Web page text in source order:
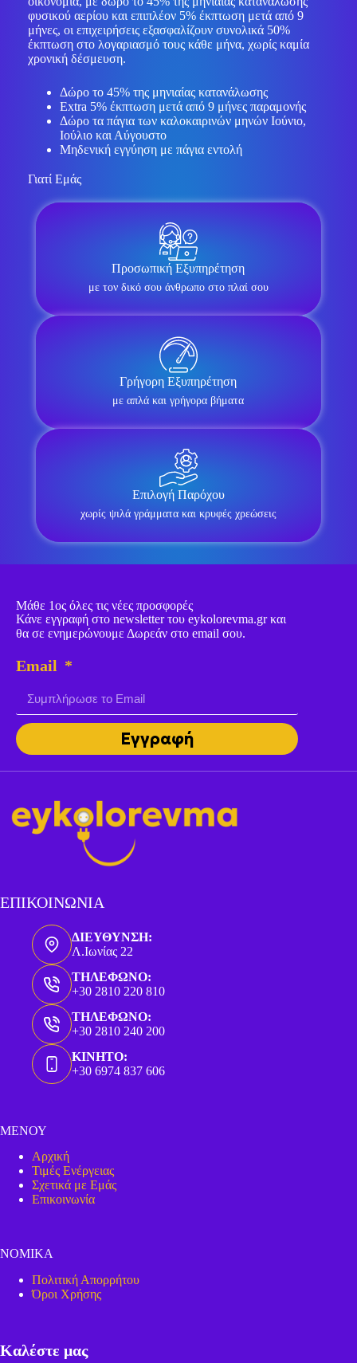
φυσικού αερίου και επιπλέον 5% έκπτωση μετά από 9
μήνες, οι επιχειρήσεις εξασφαλίζουν συνολικά 50%
έκπτωση στο λογαριασμό τους κάθε μήνα, χωρίς καμία
χρονική δέσμευση.
Δώρο το 45% της μηνιαίας κατανάλωσης
Extra 5% έκπτωση μετά από 9 μήνες παραμονής
Δώρο τα πάγια των καλοκαιρινών μηνών Ιούνιο,
Ιούλιο και Αύγουστο
Μηδενική εγγύηση με πάγια εντολή
Γιατί Εμάς
Προσωπική Εξυπηρέτηση
με τον δικό σου άνθρωπο στο πλαί σου
Γρήγορη Εξυπηρέτηση
με απλά και γρήγορα βήματα
Επιλογή Παρόχου
χωρίς ψιλά γράμματα και κρυφές χρεώσεις
Μάθε 1ος όλες τις νέες προσφορές
Κάνε εγγραφή στο newsletter του eykolorevma.gr και
θα σε ενημερώνουμε Δωρεάν στο email σου.
Email
Εγγραφή
ΕΠΙΚΟΙΝΩΝΙΑ
ΔΙΕΥΘΥΝΣΗ:
Λ.Ιωνίας 22
ΤΗΛΕΦΩΝΟ:
+30 2810 220 810
ΤΗΛΕΦΩΝΟ:
+30 2810 240 200
ΚΙΝΗΤΟ:
+30 6974 837 606
ΜΕΝΟΥ
Αρχική
Τιμές Ενέργειας
Σχετικά με Εμάς
Επικοινωνία
ΝΟΜΙΚΑ
Πολιτική Απορρήτου
Όροι Χρήσης
Καλέστε μας